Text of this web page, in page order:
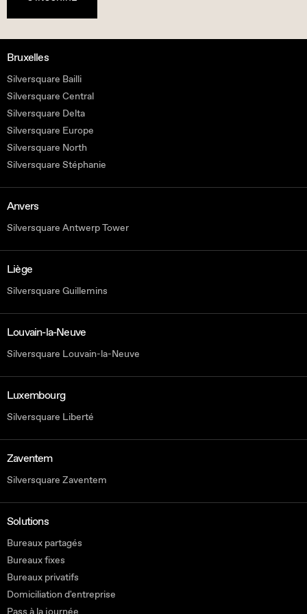
Bruxelles
Silversquare Bailli
Silversquare Central
Silversquare Delta
Silversquare Europe
Silversquare North
Silversquare Stéphanie
Anvers
Silversquare Antwerp Tower
Liège
Silversquare Guillemins
Louvain-la-Neuve
Silversquare Louvain-la-Neuve
Luxembourg
Silversquare Liberté
Zaventem
Silversquare Zaventem
Solutions
Bureaux partagés
Bureaux fixes
Bureaux privatifs
Domiciliation d'entreprise